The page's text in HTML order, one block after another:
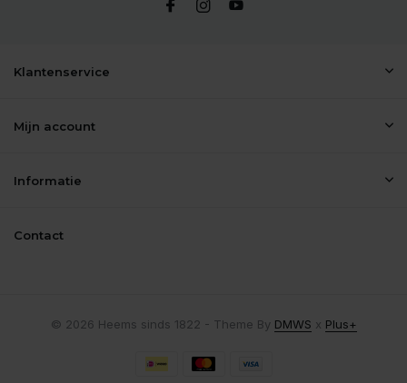
Klantenservice
Mijn account
Informatie
Contact
© 2026 Heems sinds 1822 - Theme By DMWS x Plus+